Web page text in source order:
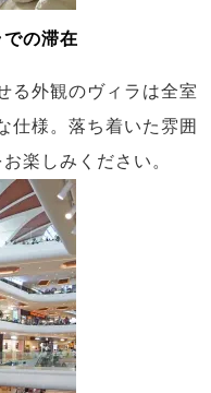
の滞在
る外観のヴィラは全室
仕様。落ち着いた雰囲
楽しみください。